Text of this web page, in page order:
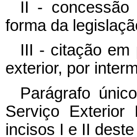
II - concessão
forma da
III - citação em
exterior, por
Parágrafo
Serviço Exterior
incisos I e II